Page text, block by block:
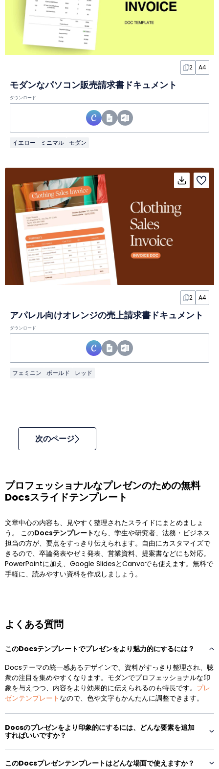
2 A4
モダンなパソコン販売請求書ドキュメント
ダウンロード
イエロー ミニマル モダン
2 A4
アパレル向けオレンジの売上請求書ドキュメント
ダウンロード
フェミニン ボールド レッド
次のページ
プロフェッショナルなプレゼンのための無料
Docsスライドテンプレート
文章中心の内容も、見やすく整理されたスライドにまとめましょ
う。 このDocsテンプレートなら、学生や研究者、法務・ビジネス
担当の方が、要点をすっきり伝えられます。自由にカスタマイズで
きるので、卒論発表やゼミ発表、営業資料、提案書などにも対応。
PowerPointに加え、Google SlidesとCanvaでも使えます。無料で
手軽に、読みやすい資料を作成しましょう。
よくある質問
このDocsテンプレートでプレゼンをより魅力的にするには？
Docsテーマの統一感あるデザインで、資料がすっきり整理され、聴
衆の注目を集めやすくなります。モダンでプロフェッショナルな印
象を与えつつ、内容をより効果的に伝えられるのも特長です。 プレ
ゼンテンプレート なので、色や文字もかんたんに調整できます。
Docsのプレゼンをより印象的にするには、どんな要素を追加
すればいいですか？
このDocsプレゼンテンプレートはどんな場面で使えますか？